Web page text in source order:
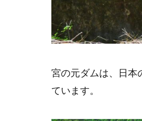
宮の元ダムは、日本
ています。